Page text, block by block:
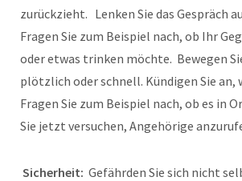
zurückzieht. Lenken Sie das Gespräch
Fragen Sie zum Beispiel nach, ob Ihr
oder etwas trinken möchte. Bewegen
plötzlich oder schnell. Kündigen Sie an,
Fragen Sie zum Beispiel nach, ob es in
Sie jetzt versuchen, Angehörige
Sicherheit: Gefährden Sie sich nicht